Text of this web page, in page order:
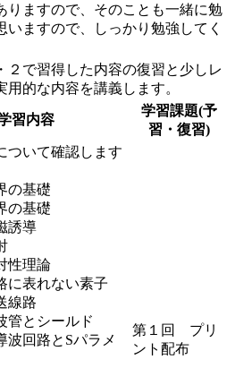
りますので、そのことも一緒に勉
いますので、しっかり勉強してく
２で習得した内容の復習と少しレ
用的な内容を講義します。
習内容
学習課題(予
習・復習)
ついて確認します
の基礎
の基礎
誘導
性理論
表れない素子
線路
とシールド
回路とSパラメ
第１回 プリ
ント配布